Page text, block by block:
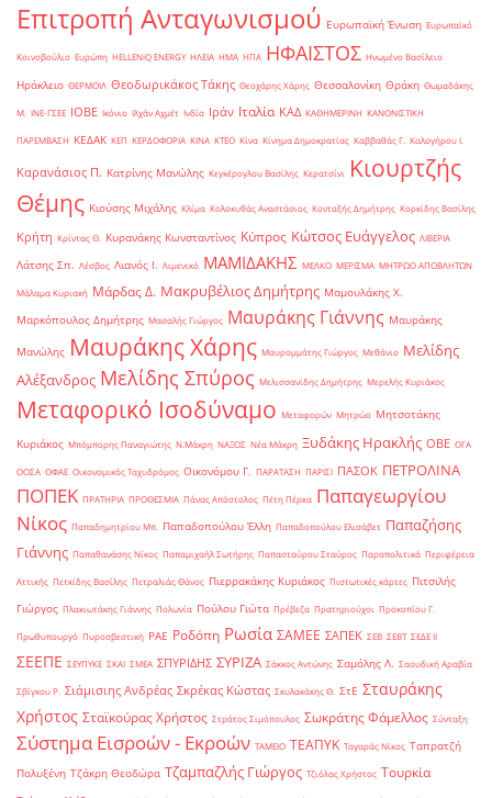
Επιτροπή Ανταγωνισμού Ευρωπαϊκή Ένωση Ευρωπαϊκό
Κοινοβούλιο Ευρώπη ΗELLENiQ ENERGY ΗΛΕΙΑ ΗΜΑ ΗΠΑ ΗΦΑΙΣΤΟΣ Ηνωμένο Βασίλειο
Ηράκλειο ΘΕΡΜΟΙΛ Θεοδωρικάκος Τάκης Θεοχάρης Χάρης Θεσσαλονίκη Θράκη Θωμαδάκης
Μ. ΙΝΕ-ΓΣΕΕ ΙΟΒΕ Ικόνιο Ιλχάν Αχμέτ Ινδία Ιράν Ιταλία ΚΑΔ ΚΑΘΗΜΕΡΙΝΗ ΚΑΝΟΝΙΣΤΙΚΗ
ΠΑΡΕΜΒΑΣΗ ΚΕΔΑΚ ΚΕΠ ΚΕΡΔΟΦΟΡΙΑ ΚΙΝΑ ΚΤΕΟ Κίνα Κίνημα Δημοκρατίας Καββαθάς Γ. Καλογήρου Ι.
Καρανάσιος Π. Κατρίνης Μανώλης Κεγκέρογλου Βασίλης Κερατσίνι
Κιουρτζής
Θέμης Κιούσης Μιχάλης Κλίμα Κολοκυθάς Αναστάσιος Κονταξής Δημήτρης Κορκίδης Βασίλης
Κρήτη Κρίντας Θ. Κυρανάκης Κωνσταντίνος Κύπρος Κώτσος Ευάγγελος ΛΙΒΕΡΙΑ
Λάτσης Σπ. Λέσβος Λιανός Ι. Λιμενικό ΜΑΜΙΔΑΚΗΣ ΜΕΛΚΟ ΜΕΡΙΣΜΑ ΜΗΤΡΩΟ ΑΠΟΒΛΗΤΩΝ
Μάλαμα Κυριακή Μάρδας Δ. Μακρυβέλιος Δημήτρης Μαμουλάκης Χ.
Μαρκόπουλος Δημήτρης Μασαλής Γιώργος Μαυράκης Γιάννης Μαυράκης
Μανώλης Μαυράκης Χάρης Μαυρομμάτης Γιώργος Μεθάνιο Μελίδης
Αλέξανδρος Μελίδης Σπύρος Μελισσανίδης Δημήτρης Μερελής Κυριάκος
Μεταφορικό Ισοδύναμο Μεταφορών Μητρώο Μητσοτάκης
Κυριάκος Μπόμπορης Παναγιώτης Ν.Μάκρη ΝΑΞΟΣ Νέα Μάκρη Ξυδάκης Ηρακλής ΟΒΕ ΟΓΑ
ΟΟΣΑ ΟΦΑΕ Οικονομικός Ταχυδρόμος Οικονόμου Γ. ΠΑΡΑΤΑΣΗ ΠΑΡΙΣΙ ΠΑΣΟΚ ΠΕΤΡΟΛΙΝΑ
ΠΟΠΕΚ ΠΡΑΤΗΡΙΑ ΠΡΟΘΕΣΜΙΑ Πάνας Απόστολος Πέτη Πέρκα Παπαγεωργίου
Νίκος Παπαδημητρίου Μπ. Παπαδοπούλου Έλλη Παπαδοπούλου Ελισάβετ Παπαζήσης
Γιάννης Παπαθανάσης Νίκος Παπαμιχαήλ Σωτήρης Παπασταύρου Σταύρος Παραπολιτικά Περιφέρεια
Αττικής Πετκίδης Βασίλης Πετραλιάς Θάνος Πιερρακάκης Κυριάκος Πιστωτικές κάρτες Πιτσιλής
Γιώργος Πλακιωτάκης Γιάννης Πολωνία Πούλου Γιώτα Πρέβεζα Πρατηριούχοι Προκοπίου Γ.
Πρωθυπουργό Πυροσβεστική ΡΑΕ Ροδόπη Ρωσία ΣΑΜΕΕ ΣΑΠΕΚ ΣΕΒ ΣΕΒΤ ΣΕΔΕ ΙΙ
ΣΕΕΠΕ ΣΕΥΠΥΚΕ ΣΚΑΙ ΣΜΕΑ ΣΠΥΡΙΔΗΣ ΣΥΡΙΖΑ Σάκκος Αντώνης Σαμόλης Λ. Σαουδική Αραβία
Σβίγκου Ρ. Σιάμισιης Ανδρέας Σκρέκας Κώστας Σκυλακάκης Θ. ΣτΕ Σταυράκης
Χρήστος Σταϊκούρας Χρήστος Στράτος Σιμόπουλος Σωκράτης Φάμελλος Σύνταξη
Σύστημα Εισροών - Εκροών ΤΑΜΕΙΟ ΤΕΑΠΥΚ Ταγαράς Νίκος Ταπρατζή
Πολυξένη Τζάκρη Θεοδώρα Τζαμπαζλής Γιώργος Τζιόλας Χρήστος Τουρκία